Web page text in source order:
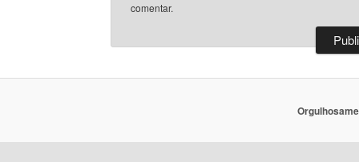
comentar.